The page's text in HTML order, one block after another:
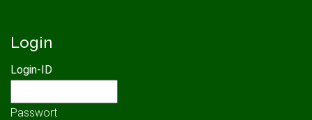
Login
Login-ID
Passwort